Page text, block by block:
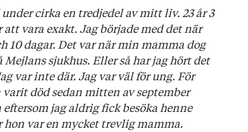
glädjen över att kunna andas
cirka en tredjedel av mitt liv. 23 år 3
att vara exakt. Jag började med det när
10 dagar. Det var när min mamma dog
sjukhus. Eller så har jag hört det
var inte där. Jag var väl för ung. För
död sedan mitten av september
jag aldrig fick besöka henne
hon var en mycket trevlig mamma.